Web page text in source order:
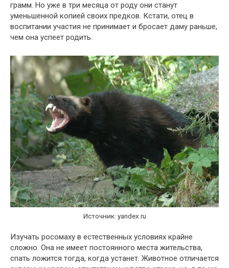
грамм. Но уже в три месяца от роду они станут
уменьшенной копией своих предков. Кстати, отец в
воспитании участия не принимает и бросает даму раньше,
чем она успеет родить.
Источник: yandex.ru
Изучать росомаху в естественных условиях крайне
сложно. Она не имеет постоянного места жительства,
спать ложится тогда, когда устанет. Животное отличается